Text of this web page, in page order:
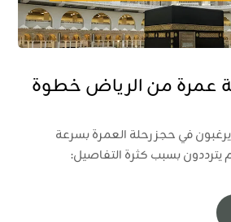
عمرة من الرياض خطوة
في حجز رحلة العمرة بسرعة
بسبب كثرة التفاصيل: